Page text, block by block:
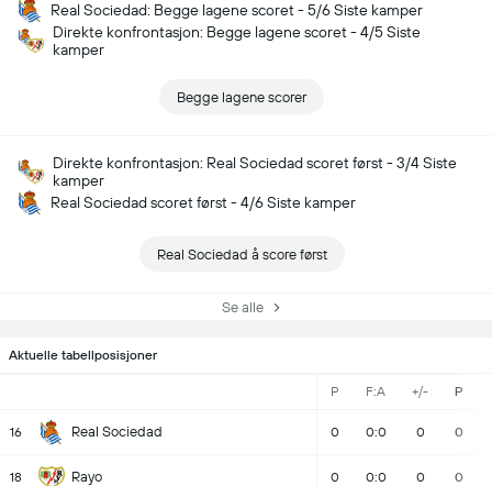
Real Sociedad: Begge lagene scoret - 5/6 Siste kamper
Direkte konfrontasjon: Begge lagene scoret - 4/5 Siste
kamper
Begge lagene scorer
Direkte konfrontasjon: Real Sociedad scoret først - 3/4 Siste
kamper
Real Sociedad scoret først - 4/6 Siste kamper
Real Sociedad å score først
Se alle
Aktuelle tabellposisjoner
P F:A +/- P
16 Real Sociedad 0 0:0 0 0
18 Rayo 0 0:0 0 0